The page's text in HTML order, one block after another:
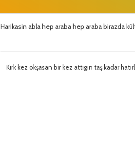
Harikasin abla hep araba hep araba birazda
Kırk kez okşasan bir kez attıgın taş kadar